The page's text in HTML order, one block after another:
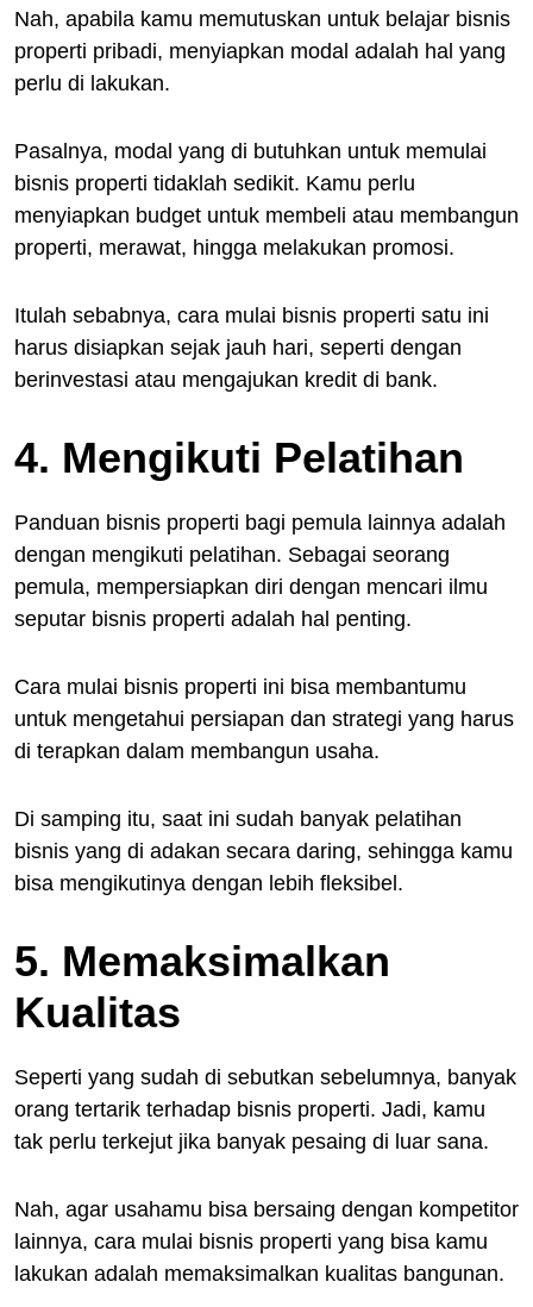
Nah, apabila kamu memutuskan untuk belajar bisnis
properti pribadi, menyiapkan modal adalah hal yang
perlu di lakukan.
Pasalnya, modal yang di butuhkan untuk memulai
bisnis properti tidaklah sedikit. Kamu perlu
menyiapkan budget untuk membeli atau membangun
properti, merawat, hingga melakukan promosi.
Itulah sebabnya, cara mulai bisnis properti satu ini
harus disiapkan sejak jauh hari, seperti dengan
berinvestasi atau mengajukan kredit di bank.
4. Mengikuti Pelatihan
Panduan bisnis properti bagi pemula lainnya adalah
dengan mengikuti pelatihan. Sebagai seorang
pemula, mempersiapkan diri dengan mencari ilmu
seputar bisnis properti adalah hal penting.
Cara mulai bisnis properti ini bisa membantumu
untuk mengetahui persiapan dan strategi yang harus
di terapkan dalam membangun usaha.
Di samping itu, saat ini sudah banyak pelatihan
bisnis yang di adakan secara daring, sehingga kamu
bisa mengikutinya dengan lebih fleksibel.
5. Memaksimalkan
Kualitas
Seperti yang sudah di sebutkan sebelumnya, banyak
orang tertarik terhadap bisnis properti. Jadi, kamu
tak perlu terkejut jika banyak pesaing di luar sana.
Nah, agar usahamu bisa bersaing dengan kompetitor
lainnya, cara mulai bisnis properti yang bisa kamu
lakukan adalah memaksimalkan kualitas bangunan.